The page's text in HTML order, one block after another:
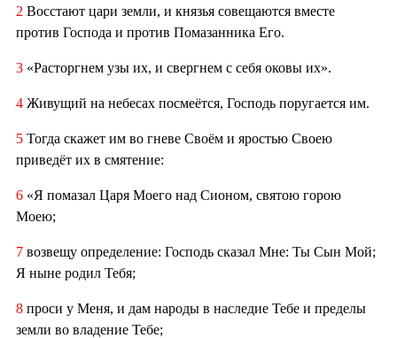
2 Восстают цари земли, и князья совещаются вместе
против Господа и против Помазанника Его.
3 «Расторгнем узы их, и свергнем с себя оковы их».
4 Живущий на небесах посмеётся, Господь поругается им.
5 Тогда скажет им во гневе Своём и яростью Своею
приведёт их в смятение:
6 «Я помазал Царя Моего над Сионом, святою горою
Моею;
7 возвещу определение: Господь сказал Мне: Ты Сын Мой;
Я ныне родил Тебя;
8 проси у Меня, и дам народы в наследие Тебе и пределы
земли во владение Тебе;